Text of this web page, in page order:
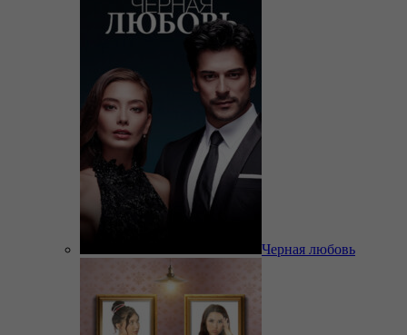
Черная любовь